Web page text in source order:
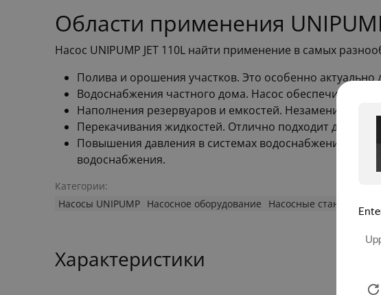
Области применения
Насос UNIPUMP JET 110L найти применение в самых
Полива и орошения участков. Это особенно актуально
Водоснабжения частного дома. Насос обеспечит
Наполнения резервуаров и емкостей. Незаменим в тех
Перекачивания жидкостей. Отлично подходит для
Повышения давления в системах водоснабжения. Это
водоснабжения.
Категории:
Насосы UNIPUMP Насосное оборудование Насосные станции
Характеристики